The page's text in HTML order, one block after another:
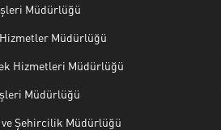
İşleri Müdürlüğü
Müdürlüğü
Hizmetleri Müdürlüğü
Müdürlüğü
Şehircilik Müdürlüğü